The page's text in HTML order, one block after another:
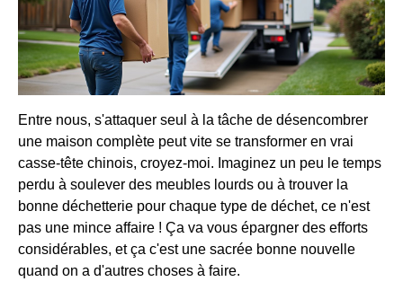
Entre nous, s'attaquer seul à la tâche de désencombrer
une maison complète peut vite se transformer en vrai
casse-tête chinois, croyez-moi. Imaginez un peu le temps
perdu à soulever des meubles lourds ou à trouver la
bonne déchetterie pour chaque type de déchet, ce n'est
pas une mince affaire ! Ça va vous épargner des efforts
considérables, et ça c'est une sacrée bonne nouvelle
quand on a d'autres choses à faire.